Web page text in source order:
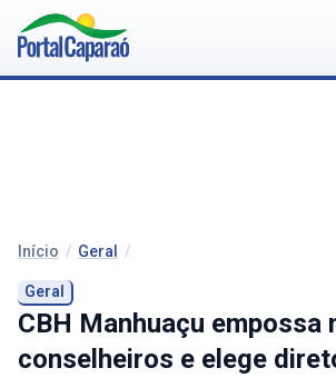
Início / Geral /
Geral
CBH Manhuaçu empossa
conselheiros e elege